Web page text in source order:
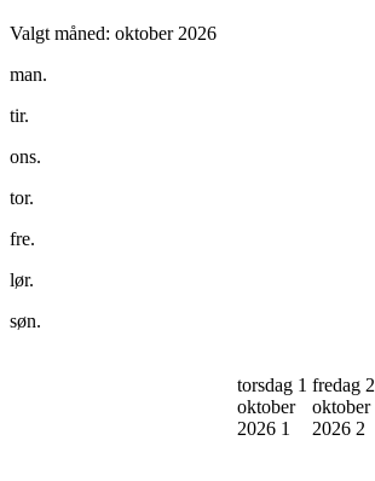
Valgt måned: oktober 2026
man.
tir.
ons.
tor.
fre.
lør.
søn.
torsdag 1
oktober
2026 1
fredag 2
oktober
2026 2